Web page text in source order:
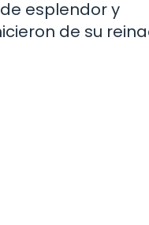
esplendor y
de su